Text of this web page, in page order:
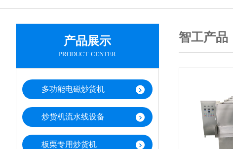
产品展示
product center
多功能电磁炒货机
炒货机流水线设备
板栗专用炒货机
智工产品